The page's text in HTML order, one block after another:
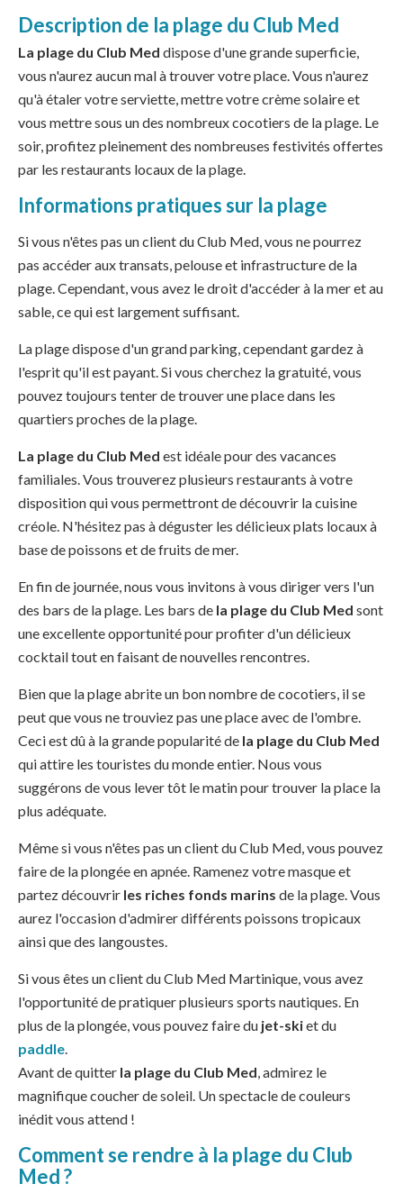
Description de la plage du Club Med
La plage du Club Med dispose d'une grande superficie,
vous n'aurez aucun mal à trouver votre place. Vous n'aurez
qu'à étaler votre serviette, mettre votre crème solaire et
vous mettre sous un des nombreux cocotiers de la plage. Le
soir, profitez pleinement des nombreuses festivités offertes
par les restaurants locaux de la plage.
Informations pratiques sur la plage
Si vous n'êtes pas un client du Club Med, vous ne pourrez
pas accéder aux transats, pelouse et infrastructure de la
plage. Cependant, vous avez le droit d'accéder à la mer et au
sable, ce qui est largement suffisant.
La plage dispose d'un grand parking, cependant gardez à
l'esprit qu'il est payant. Si vous cherchez la gratuité, vous
pouvez toujours tenter de trouver une place dans les
quartiers proches de la plage.
La plage du Club Med est idéale pour des vacances
familiales. Vous trouverez plusieurs restaurants à votre
disposition qui vous permettront de découvrir la cuisine
créole. N'hésitez pas à déguster les délicieux plats locaux à
base de poissons et de fruits de mer.
En fin de journée, nous vous invitons à vous diriger vers l'un
des bars de la plage. Les bars de la plage du Club Med sont
une excellente opportunité pour profiter d'un délicieux
cocktail tout en faisant de nouvelles rencontres.
Bien que la plage abrite un bon nombre de cocotiers, il se
peut que vous ne trouviez pas une place avec de l'ombre.
Ceci est dû à la grande popularité de la plage du Club Med
qui attire les touristes du monde entier. Nous vous
suggérons de vous lever tôt le matin pour trouver la place la
plus adéquate.
Même si vous n'êtes pas un client du Club Med, vous pouvez
faire de la plongée en apnée. Ramenez votre masque et
partez découvrir les riches fonds marins de la plage. Vous
aurez l'occasion d'admirer différents poissons tropicaux
ainsi que des langoustes.
Si vous êtes un client du Club Med Martinique, vous avez
l'opportunité de pratiquer plusieurs sports nautiques. En
plus de la plongée, vous pouvez faire du jet-skiet du
paddle.
Avant de quitter la plage du Club Med, admirez le
magnifique coucher de soleil. Un spectacle de couleurs
inédit vous attend !
Comment se rendre à la plage du Club
Med ?